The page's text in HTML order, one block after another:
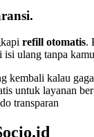
refill otomatis.
isi ulang tanpa
kembali kalau
untuk layanan
transparan